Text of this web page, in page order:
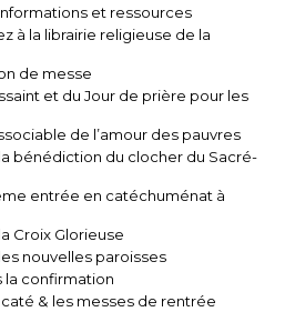
et ressources
à la librairie religieuse de la
de messe
et du Jour de prière pour les
de l’amour des pauvres
bénédiction du clocher du Sacré-
entrée en catéchuménat à
Croix Glorieuse
nouvelles paroisses
la confirmation
& les messes de rentrée